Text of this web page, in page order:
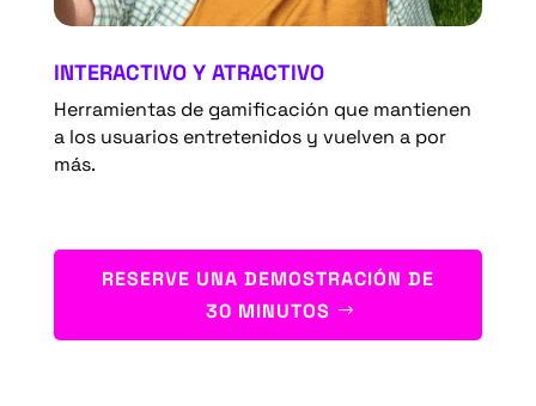
INTERACTIVO Y ATRACTIVO
Herramientas de gamificación que mantienen
a los usuarios entretenidos y vuelven a por
más.
RESERVE UNA DEMOSTRACIÓN DE
30 MINUTOS